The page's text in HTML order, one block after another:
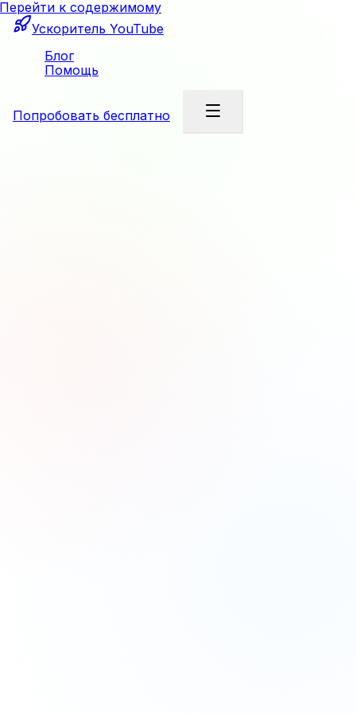
Перейти к содержимому
Ускоритель YouTube
Блог
Помощь
Попробовать бесплатно